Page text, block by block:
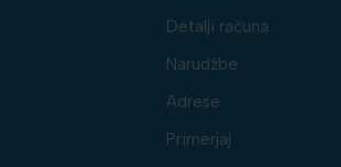
Detalji računa
Narudžbe
Adrese
Primerjaj